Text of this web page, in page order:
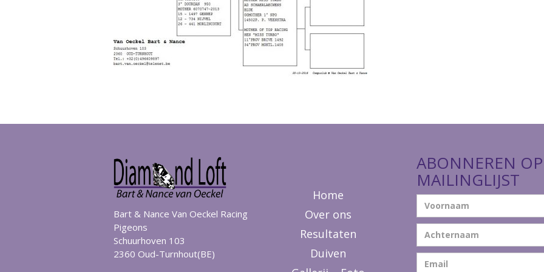
Bart & Nance Van Oeckel Racing
Pigeons
Schuurhoven 103
2360 Oud-Turnhout(BE)
Home
Over ons
Resultaten
Duiven
ABONNEREN
MAILINGLIJST